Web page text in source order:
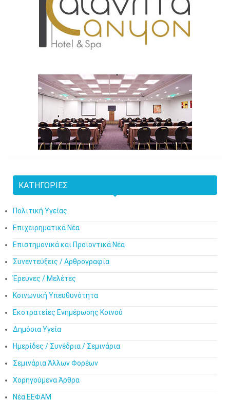
ΚΑΤΗΓΟΡΊΕΣ
Πολιτική Υγείας
Επιχειρηματικά Νέα
Επιστημονικά και Προϊοντικά Νέα
Συνεντεύξεις / Αρθρογραφία
Έρευνες / Μελέτες
Κοινωνική Υπευθυνότητα
Εκστρατείες Ενημέρωσης Κοινού
Δημόσια Υγεία
Ημερίδες / Συνέδρια / Σεμινάρια
Σεμινάρια Άλλων Φορέων
Χορηγούμενα Άρθρα
Νέα ΕΕΦΑΜ